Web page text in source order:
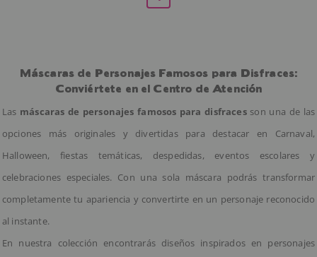
Máscaras de Personajes Famosos para Disfraces:
Conviértete en el Centro de Atención
Las máscaras de personajes famosos para disfracesson una de las
opciones más originales y divertidas para destacar en Carnaval,
Halloween, fiestas temáticas, despedidas, eventos escolares y
celebraciones especiales. Con una sola máscara podrás transformar
completamente tu apariencia y convertirte en un personaje reconocido
al instante.
En nuestra colección encontrarás diseños inspirados en personajes